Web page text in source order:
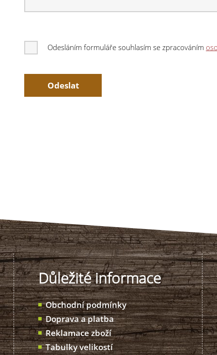
Odesláním formuláře souhlasím se zpracováním
Důležité informace
Obchodní podmínky
Doprava a platba
Reklamace zboží
Tabulky velikostí